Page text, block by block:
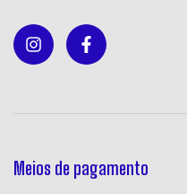
Meios de pagamento